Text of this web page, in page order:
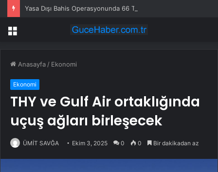
Yasa Dışı Bahis Operasyonunda 66 Tutuklama
Menü
Anasayfa / Ekonomi
Ekonomi
THY ve Gulf Air ortaklığında
uçuş ağları birleşecek
ÜMİT SAVĞA Ekim 3, 2025 0 0 Bir dakikadan az